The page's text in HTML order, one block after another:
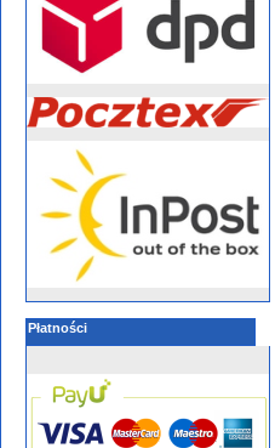
Płatności